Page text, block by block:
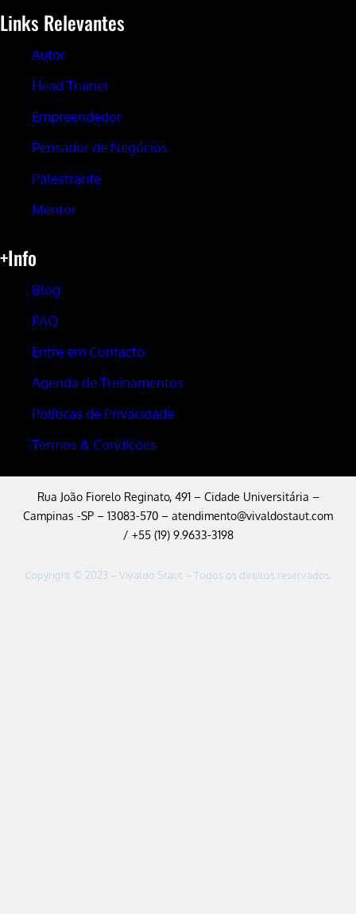
Links Relevantes
Autor
Head Trainer
Empreendedor
Pensador de Negócios
Palestrante
Mentor
+Info
Blog
FAQ
Entre em Contacto
Agenda de Treinamentos
Políticas de Privacidade
Termos & Condições
Rua João Fiorelo Reginato, 491 – Cidade Universitária –
Campinas -SP – 13083-570 – atendimento@vivaldostaut.com
/ +55 (19) 9.9633-3198
Copyright © 2023 – Vivaldo Staut – Todos os direitos reservados.